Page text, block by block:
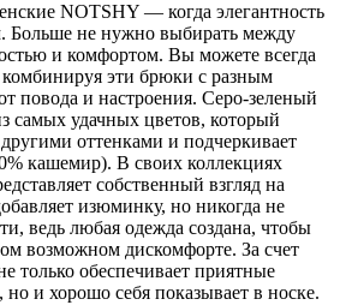
NOTSHY — когда элегантность
Больше не нужно выбирать между
и комфортом. Вы можете всегда
комбинируя эти брюки с разным
повода и настроения. Серо-зеленый
самых удачных цветов, который
оттенками и подчеркивает
кашемир). В своих коллекциях
собственный взгляд на
изюминку, но никогда не
ведь любая одежда создана, чтобы
возможном дискомфорте. За счет
только обеспечивает приятные
и хорошо себя показывает в носке.